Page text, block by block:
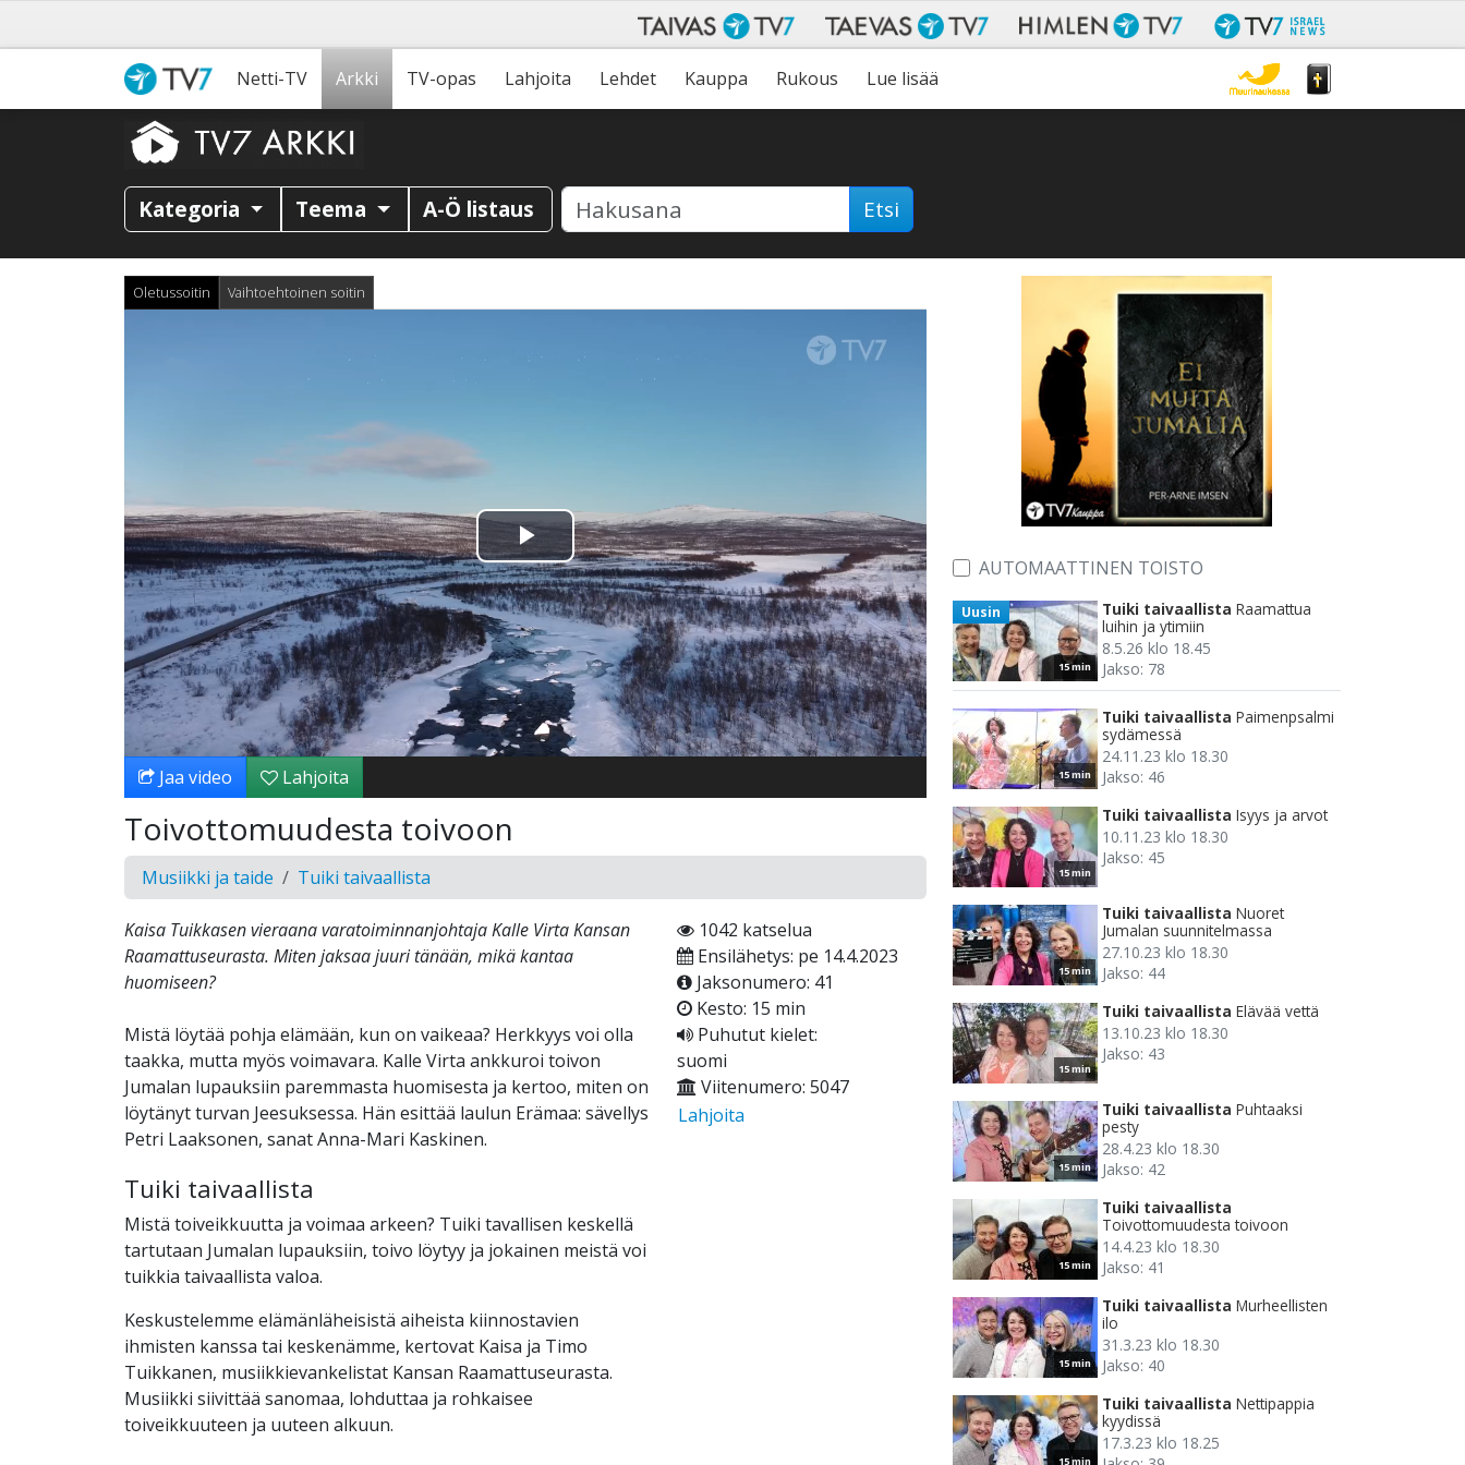
Netti-TV Arkki TV-opas Lahjoita Lehdet Kauppa Rukous Lue lisää
Kategoria Teema A-Ö listaus Etsi
Oletussoitin Vaihtoehtoinen soitin
Toista
Video
Jaa video Lahjoita
Toivottomuudesta toivoon
Musiikki ja taide Tuiki taivaallista
Kaisa Tuikkasen vieraana varatoiminnanjohtaja Kalle Virta Kansan
Raamattuseurasta. Miten jaksaa juuri tänään, mikä kantaa
huomiseen?
Mistä löytää pohja elämään, kun on vaikeaa? Herkkyys voi olla
taakka, mutta myös voimavara. Kalle Virta ankkuroi toivon
Jumalan lupauksiin paremmasta huomisesta ja kertoo, miten on
löytänyt turvan Jeesuksessa. Hän esittää laulun Erämaa: sävellys
Petri Laaksonen, sanat Anna-Mari Kaskinen.
Tuiki taivaallista
Mistä toiveikkuutta ja voimaa arkeen? Tuiki tavallisen keskellä
tartutaan Jumalan lupauksiin, toivo löytyy ja jokainen meistä voi
tuikkia taivaallista valoa.
Keskustelemme elämänläheisistä aiheista kiinnostavien
ihmisten kanssa tai keskenämme, kertovat Kaisa ja Timo
Tuikkanen, musiikkievankelistat Kansan Raamattuseurasta.
Musiikki siivittää sanomaa, lohduttaa ja rohkaisee
toiveikkuuteen ja uuteen alkuun.
1042 katselua
Ensilähetys: pe 14.4.2023
Jaksonumero: 41
Kesto: 15 min
Puhutut kielet:
suomi
Viitenumero: 5047
Lahjoita
AUTOMAATTINEN TOISTO
15 min
Uusin Tuiki taivaallista Raamattua
luihin ja ytimiin
8.5.26 klo 18.45
Jakso: 78
15 min
Tuiki taivaallista Paimenpsalmi
sydämessä
24.11.23 klo 18.30
Jakso: 46
15 min
Tuiki taivaallista Isyys ja arvot
10.11.23 klo 18.30
Jakso: 45
15 min
Tuiki taivaallista Nuoret
Jumalan suunnitelmassa
27.10.23 klo 18.30
Jakso: 44
15 min
Tuiki taivaallista Elävää vettä
13.10.23 klo 18.30
Jakso: 43
15 min
Tuiki taivaallista Puhtaaksi
pesty
28.4.23 klo 18.30
Jakso: 42
15 min
Tuiki taivaallista
Toivottomuudesta toivoon
14.4.23 klo 18.30
Jakso: 41
15 min
Tuiki taivaallista Murheellisten
ilo
31.3.23 klo 18.30
Jakso: 40
15 min
Tuiki taivaallista Nettipappia
kyydissä
17.3.23 klo 18.25